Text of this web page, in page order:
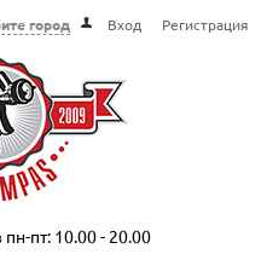
город Вход Регистрация
пт: 10.00 - 20.00